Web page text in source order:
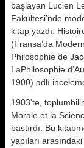
başlayan Lucien
Fakültesi’nde
kitap yazdı:
(Fransa’da
Philosophie de
LaPhilosophie
1900) adlı
1903’te,
Morale et la
bastırdı. Bu
yapıları